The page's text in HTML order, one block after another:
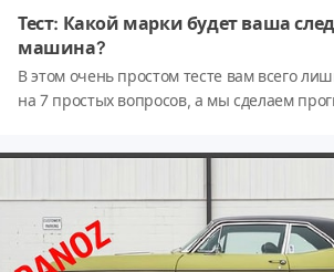
Тест: Какой марки будет ваша
машина?
В этом очень простом тесте вам всего
на 7 простых вопросов, а мы сделаем